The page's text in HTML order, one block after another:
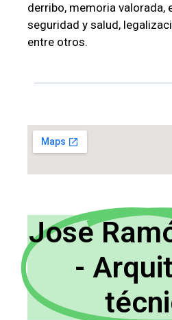
derribo, memoria valorada,
seguridad y salud,
entre otros.
Jose
-